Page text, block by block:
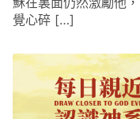
——《話・卷二
覺心碎 […]